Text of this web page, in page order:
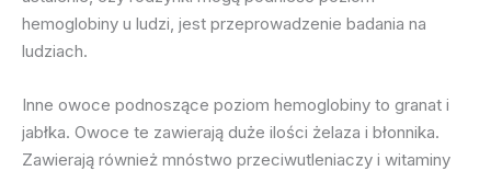
hemoglobiny u ludzi, jest przeprowadzenie badania na
ludziach.
Inne owoce podnoszące poziom hemoglobiny to granat i
jabłka. Owoce te zawierają duże ilości żelaza i błonnika.
Zawierają również mnóstwo przeciwutleniaczy i witaminy